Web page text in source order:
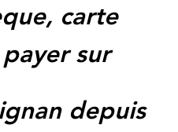
carte
sur
depuis